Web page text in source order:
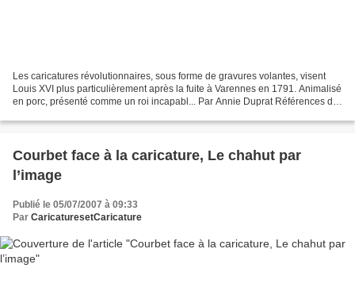
Les caricatures révolutionnaires, sous forme de gravures volantes, visent
Louis XVI plus particulièrement après la fuite à Varennes en 1791. Animalisé
en porc, présenté comme un roi incapabl... Par Annie Duprat Références de
Courbet face à la caricature, Le chahut par
l’image
Publié le 05/07/2007 à 09:33
Par CaricaturesetCaricature